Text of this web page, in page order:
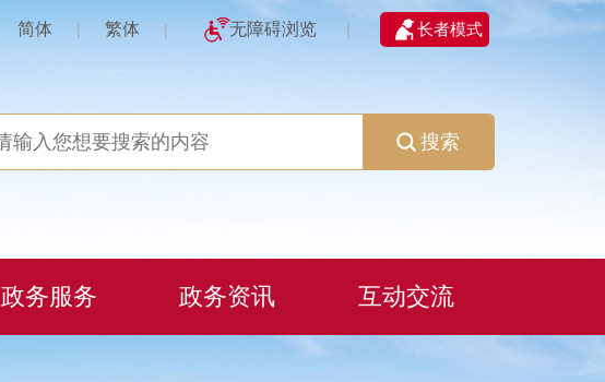
简体 | 繁体 | 无障碍浏览 | 长者模式
搜索
政务服务 政务资讯 互动交流